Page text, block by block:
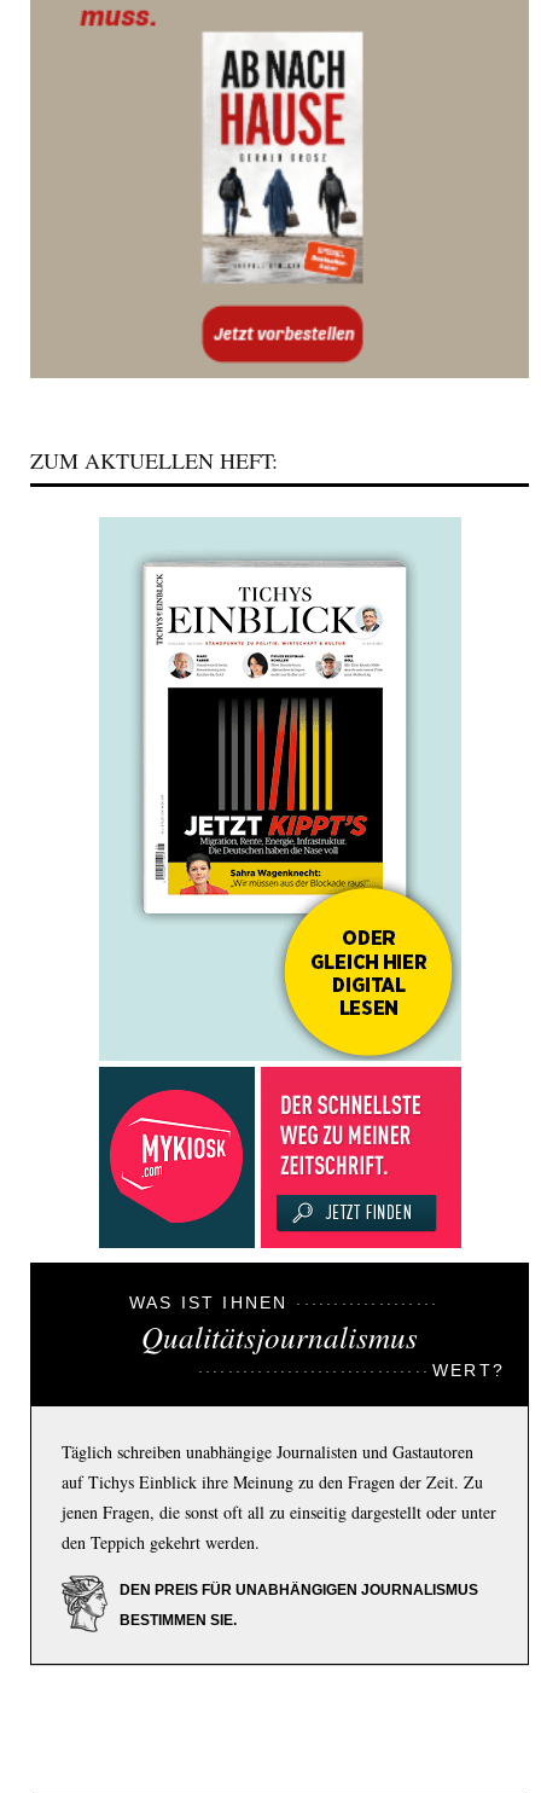
ZUM AKTUELLEN HEFT:
WAS IST IHNEN
Qualitätsjournalismus
WERT?
Täglich schreiben unabhängige Journalisten und Gastautoren
auf Tichys Einblick ihre Meinung zu den Fragen der Zeit. Zu
jenen Fragen, die sonst oft all zu einseitig dargestellt oder unter
den Teppich gekehrt werden.
DEN PREIS FÜR UNABHÄNGIGEN JOURNALISMUS
BESTIMMEN SIE.